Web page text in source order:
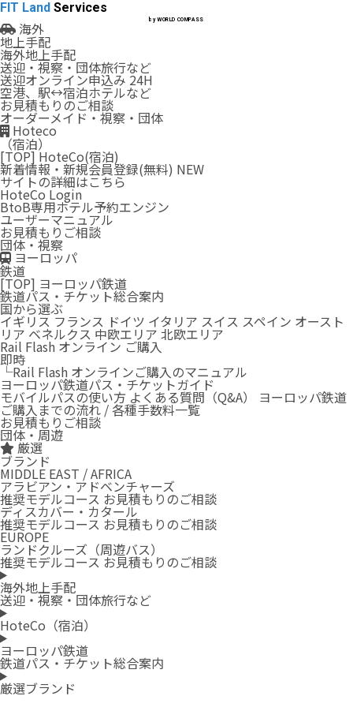
FIT Land Services
by WORLD COMPASS
海外
地上手配
海外地上手配
送迎・視察・団体旅行など
送迎オンライン申込み 24H
空港、駅↔︎宿泊ホテルなど
お見積もりのご相談
オーダーメイド・視察・団体
Hoteco
（宿泊）
[TOP] HoteCo(宿泊)
新着情報・新規会員登録(無料) NEW
サイトの詳細はこちら
HoteCoLogin
BtoB専用ホテル予約エンジン
ユーザーマニュアル
お見積もりご相談
団体・視察
ヨーロッパ
鉄道
[TOP] ヨーロッパ鉄道
鉄道パス・チケット総合案内
国から選ぶ
イギリス フランス ドイツ イタリア スイス スペイン オースト
リア ベネルクス 中欧エリア 北欧エリア
Rail Flash オンライン ご購入
即時
└Rail Flash オンラインご購入のマニュアル
ヨーロッパ鉄道パス・チケットガイド
モバイルパスの使い方 よくある質問（Q&A） ヨーロッパ鉄道
ご購入までの流れ / 各種手数料一覧
お見積もりご相談
団体・周遊
厳選
ブランド
MIDDLE EAST / AFRICA
アラビアン・アドベンチャーズ
推奨モデルコース お見積もりのご相談
ディスカバー・カタール
推奨モデルコース お見積もりのご相談
EUROPE
ランドクルーズ（周遊バス）
推奨モデルコース お見積もりのご相談
海外地上手配
送迎・視察・団体旅行など
HoteCo（宿泊）
ヨーロッパ鉄道
鉄道パス・チケット総合案内
厳選ブランド